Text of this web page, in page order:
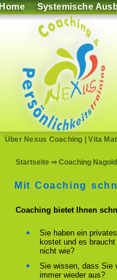
Home Systemische
Über Nexus Coaching |Vita
Startseite ⇒ Coaching
Mit Coaching
Coaching bietet Ihnen
Sie haben ein
kostet und es
nicht wie?
Sie wissen, dass Sie
immer wieder aus?